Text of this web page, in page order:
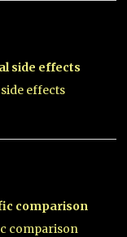
side effects
effects
comparison
comparison